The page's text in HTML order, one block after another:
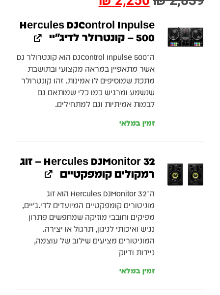
Hercules DJControl Inpulse
500 – קונטרולר לדיג׳יי
ה־DJControl Inpulse 500 הוא קונטרולר DJ
אשר מתאפיין במראה מקצועי ובתושבת
מתכת שמוסיפים לו אמינות. זהו קונטרולר
שנשמע ומרגיש כמו כלי שמותאם גם
לבמות אמיתיות וגם למתחילים.
זמין במלאי
Hercules DJMonitor 32 – זוג
רמקולים קומפקטיים
ה־Hercules DJMonitor 32 הוא זוג
מוניטורים קומפקטיים המיועדים לדי.ג'יים,
מפיקים וחובבי מוזיקה שמחפשים פתרון
נגיש ואיכותי לניגון, תרגול או יצירה.
המוניטורים מציעים שילוב של עוצמה,
ניידות ודיוק
זמין במלאי